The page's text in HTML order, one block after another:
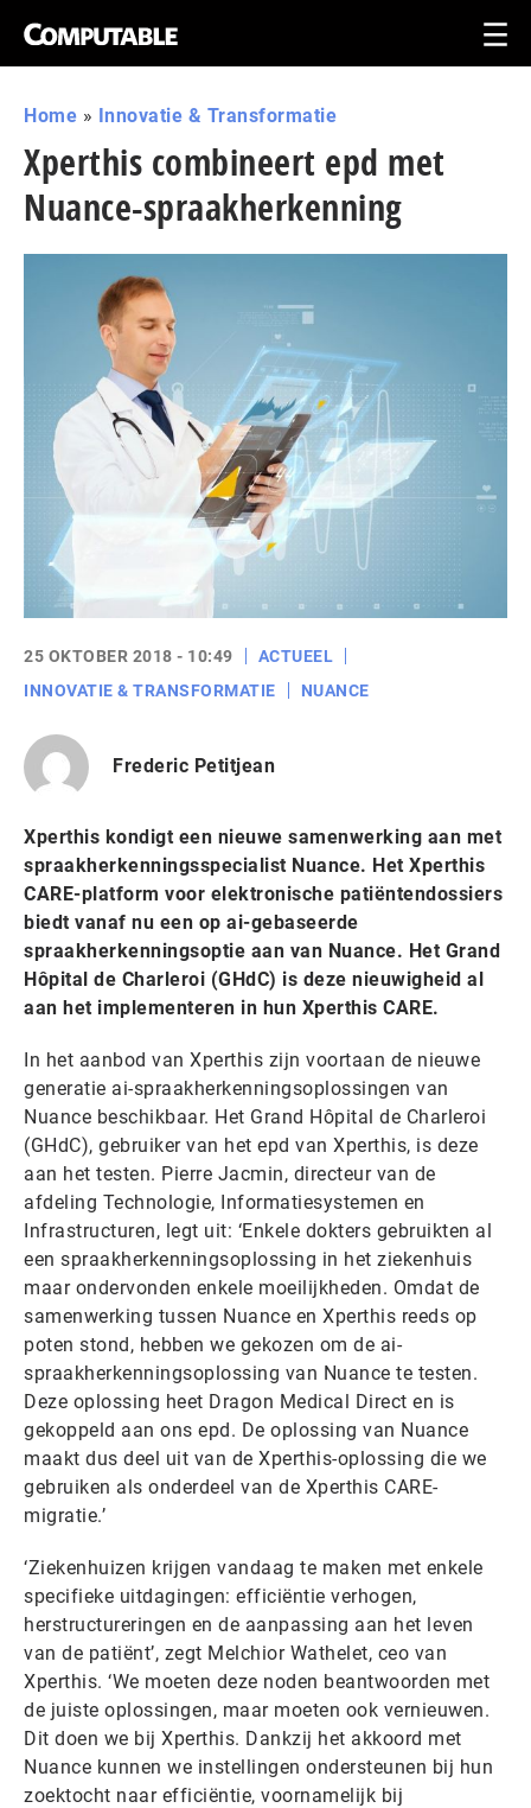
Home » Innovatie & Transformatie
Xperthis combineert epd met
Nuance-spraakherkenning
25 OKTOBER 2018 - 10:49
ACTUEEL
INNOVATIE & TRANSFORMATIE
NUANCE
Frederic Petitjean
Xperthis kondigt een nieuwe samenwerking aan met
spraakherkenningsspecialist Nuance. Het Xperthis
CARE-platform voor elektronische patiëntendossiers
biedt vanaf nu een op ai-gebaseerde
spraakherkenningsoptie aan van Nuance. Het Grand
Hôpital de Charleroi (GHdC) is deze nieuwigheid al
aan het implementeren in hun Xperthis CARE.
In het aanbod van Xperthis zijn voortaan de nieuwe
generatie ai-spraakherkenningsoplossingen van
Nuance beschikbaar. Het Grand Hôpital de Charleroi
(GHdC), gebruiker van het epd van Xperthis, is deze
aan het testen. Pierre Jacmin, directeur van de
afdeling Technologie, Informatiesystemen en
Infrastructuren, legt uit: ‘Enkele dokters gebruikten al
een spraakherkenningsoplossing in het ziekenhuis
maar ondervonden enkele moeilijkheden. Omdat de
samenwerking tussen Nuance en Xperthis reeds op
poten stond, hebben we gekozen om de ai-
spraakherkenningsoplossing van Nuance te testen.
Deze oplossing heet Dragon Medical Direct en is
gekoppeld aan ons epd. De oplossing van Nuance
maakt dus deel uit van de Xperthis-oplossing die we
gebruiken als onderdeel van de Xperthis CARE-
migratie.’
‘Ziekenhuizen krijgen vandaag te maken met enkele
specifieke uitdagingen: efficiëntie verhogen,
herstructureringen en de aanpassing aan het leven
van de patiënt’, zegt Melchior Wathelet, ceo van
Xperthis. ‘We moeten deze noden beantwoorden met
de juiste oplossingen, maar moeten ook vernieuwen.
Dit doen we bij Xperthis. Dankzij het akkoord met
Nuance kunnen we instellingen ondersteunen bij hun
zoektocht naar efficiëntie, voornamelijk bij